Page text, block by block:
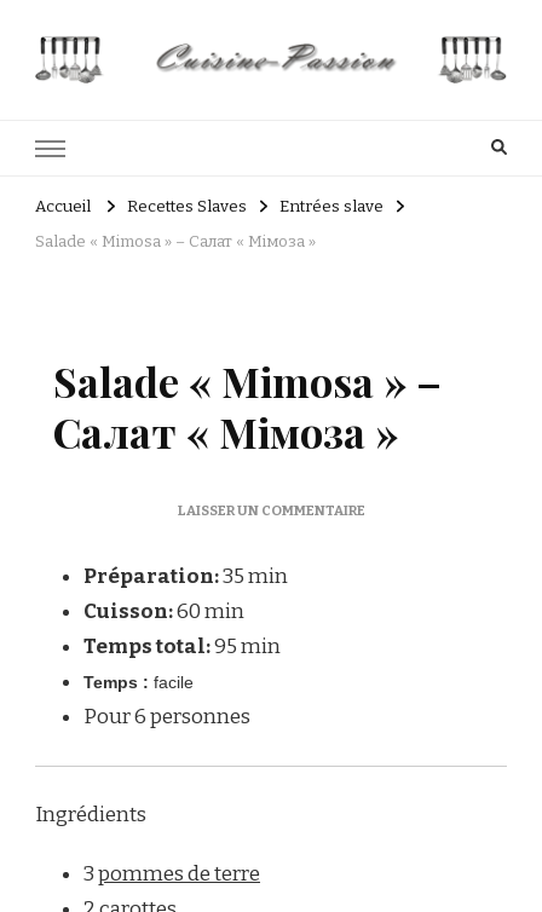
Accueil Recettes Slaves
Entrées slave
Salade « Mimosa » – Салат « Мімоза »
Salade « Mimosa » –
Салат « Мімоза »
LAISSER UN COMMENTAIRESUR
Préparation:35 min
Cuisson:60 min
Temps total:95 min
Temps : facile
Pour 6 personnes
Ingrédients
3pommes de terre